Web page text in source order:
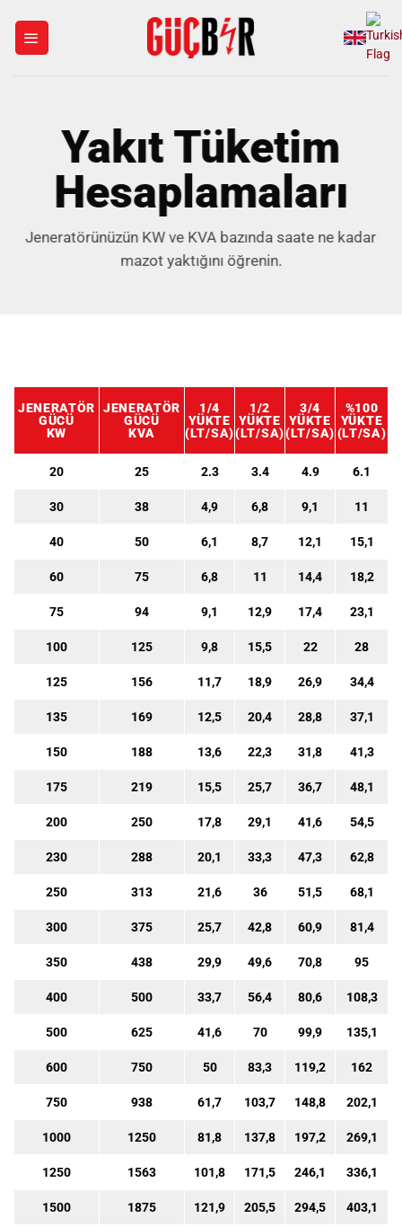
Yakıt Tüketim
Hesaplamaları
Jeneratörünüzün KW ve KVA bazında saate ne kadar
mazot yaktığını öğrenin.
JENERATÖR
GÜCÜ
KW
JENERATÖR
GÜCÜ
KVA
1/4
YÜKTE
(LT/SA)
1/2
YÜKTE
(LT/SA)
3/4
YÜKTE
(LT/SA)
%100
YÜKTE
(LT/SA)
20 25 2.3 3.4 4.9 6.1
30 38 4,9 6,8 9,1 11
40 50 6,1 8,7 12,1 15,1
60 75 6,8 11 14,4 18,2
75 94 9,1 12,9 17,4 23,1
100 125 9,8 15,5 22 28
125 156 11,7 18,9 26,9 34,4
135 169 12,5 20,4 28,8 37,1
150 188 13,6 22,3 31,8 41,3
175 219 15,5 25,7 36,7 48,1
200 250 17,8 29,1 41,6 54,5
230 288 20,1 33,3 47,3 62,8
250 313 21,6 36 51,5 68,1
300 375 25,7 42,8 60,9 81,4
350 438 29,9 49,6 70,8 95
400 500 33,7 56,4 80,6 108,3
500 625 41,6 70 99,9 135,1
600 750 50 83,3 119,2 162
750 938 61,7 103,7 148,8 202,1
1000 1250 81,8 137,8 197,2 269,1
1250 1563 101,8 171,5 246,1 336,1
1500 1875 121,9 205,5 294,5 403,1